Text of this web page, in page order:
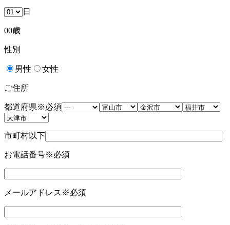
日
00歳
性別
男性 女性
ご住所
都道府県※必須
市町村以下
お電話番号※必須
メールアドレス ※必須